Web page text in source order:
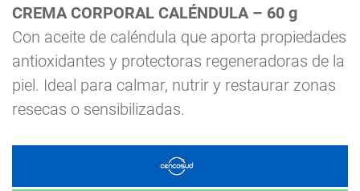
CREMA CORPORAL CALÉNDULA – 60 g
Con aceite de caléndula que aporta propiedades
antioxidantes y protectoras regeneradoras de la
piel. Ideal para calmar, nutrir y restaurar zonas
resecas o sensibilizadas.